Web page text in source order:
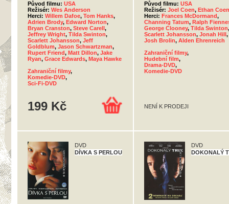
Původ filmu: USA
Režisér: Wes Anderson
Herci: Willem Dafoe, Tom Hanks,
Adrien Brody, Edward Norton,
Bryan Cranston, Steve Carell,
Jeffrey Wright, Tilda Swinton,
Scarlett Johansson, Jeff
Goldblum, Jason Schwartzman,
Rupert Friend, Matt Dillon, Jake
Ryan, Grace Edwards, Maya Hawke
Zahraniční filmy,
Komedie-DVD,
Sci-Fi-DVD
199 Kč
Původ filmu: USA
Režisér: Joel Coen, Ethan Coen
Herci: Frances McDormand,
Channing Tatum, Ralph
George Clooney, Tilda Swinton,
Scarlett Johansson, Jonah Hill,
Josh Brolin, Alden Ehrenreich
Zahraniční filmy,
Hudební film,
Drama-DVD,
Komedie-DVD
NENÍ K PRODEJI
DVD
DÍVKA S PERLOU
DVD
DOKONALÝ